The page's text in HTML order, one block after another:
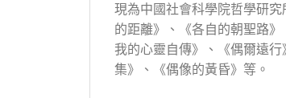
現為中國社會科學院哲學研
的距離》、《各自的朝聖路
我的心靈自傳》、《偶爾遠
集》、《偶像的黃昏》等。